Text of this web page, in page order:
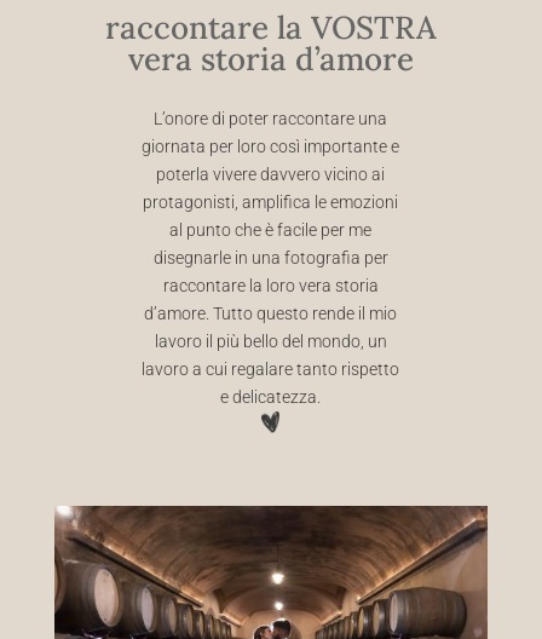
raccontare la VOSTRA
vera storia d’amore
L’onore di poter raccontare una
giornata per loro così importante e
poterla vivere davvero vicino ai
protagonisti, amplifica le emozioni
al punto che è facile per me
disegnarle in una fotografia per
raccontare la loro vera storia
d’amore. Tutto questo rende il mio
lavoro il più bello del mondo, un
lavoro a cui regalare tanto rispetto
e delicatezza.